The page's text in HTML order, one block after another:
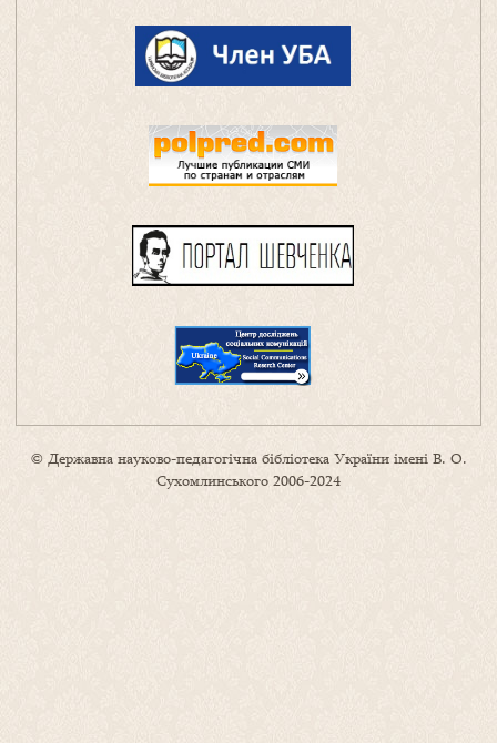
© Державна науково-педагогічна бібліотека України імені В. О.
Сухомлинського 2006-2024